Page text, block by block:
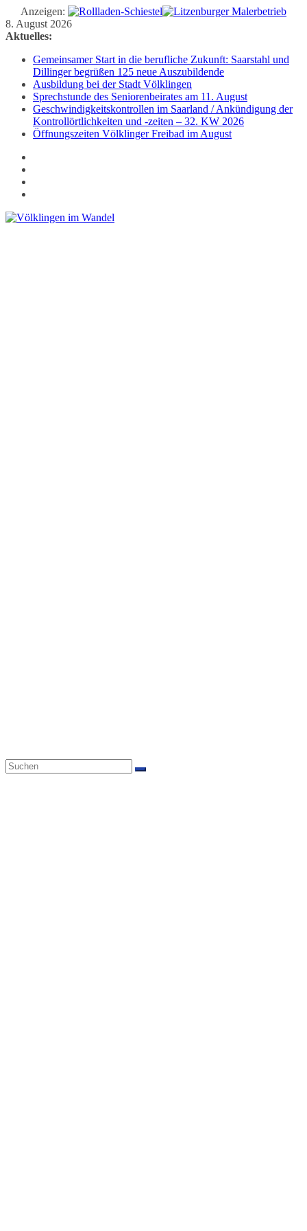
Anzeigen:
Zum
Inhalt
8. August 2026
Aktuelles:
Gemeinsamer Start in die berufliche Zukunft: Saarstahl und
Dillinger begrüßen 125 neue Auszubildende
Ausbildung bei der Stadt Völklingen
Sprechstunde des Seniorenbeirates am 11. August
Geschwindigkeitskontrollen im Saarland / Ankündigung der
Kontrollörtlichkeiten und -zeiten – 32. KW 2026
Öffnungszeiten Völklinger Freibad im August